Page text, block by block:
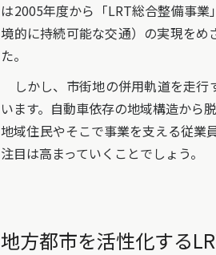
は2005年度から「LRT総合整備事
境的に持続可能な交通）の実現を
た。
しかし、市街地の併用軌道を走行
います。自動車依存の地域構造から
地域住民やそこで事業を支える従業
注目は高まっていくことでしょう。
地方都市を活性化する